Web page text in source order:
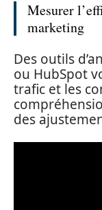
Mesurer
marketing
Des outils
ou HubSpot
trafic et les
des